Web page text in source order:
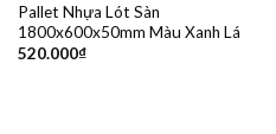
Pallet Nhựa Lót Sàn
1800x600x50mm Màu Xanh Lá
520.000₫